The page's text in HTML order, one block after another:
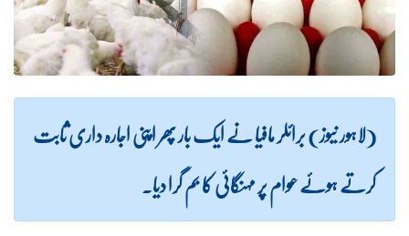
(لاہور نیوز) برائلر مافیا نے ایک بار پھر اپنی اجارہ داری ثابت
کرتے ہوئے عوام پر مہنگائی کا بم گرا دیا۔